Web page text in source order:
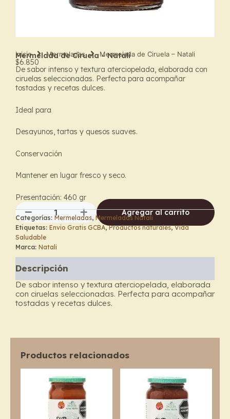
Inicio Mermeladas Mermelada de Ciruela – Natali
Mermelada de Ciruela – Natali
$6.850
De sabor intenso y textura aterciopelada, elaborada con
ciruelas seleccionadas. Perfecta para acompañar
tostadas y recetas dulces.
Ideal para
Desayunos, tartas y quesos suaves.
Conservación
Mantener en lugar fresco y seco.
Presentación: 460 gr
Mermelada
de
Ciruela
-
Natali
cantidad
Agregar al carrito
Categorías: Mermeladas,Mermeladas Natali
Etiquetas: Envio Gratis GCBA,Productos naturales,Vida
Saludable
Marca: Natali
Descripción
De sabor intenso y textura aterciopelada, elaborada
con ciruelas seleccionadas. Perfecta para acompañar
tostadas y recetas dulces.
Productos relacionados